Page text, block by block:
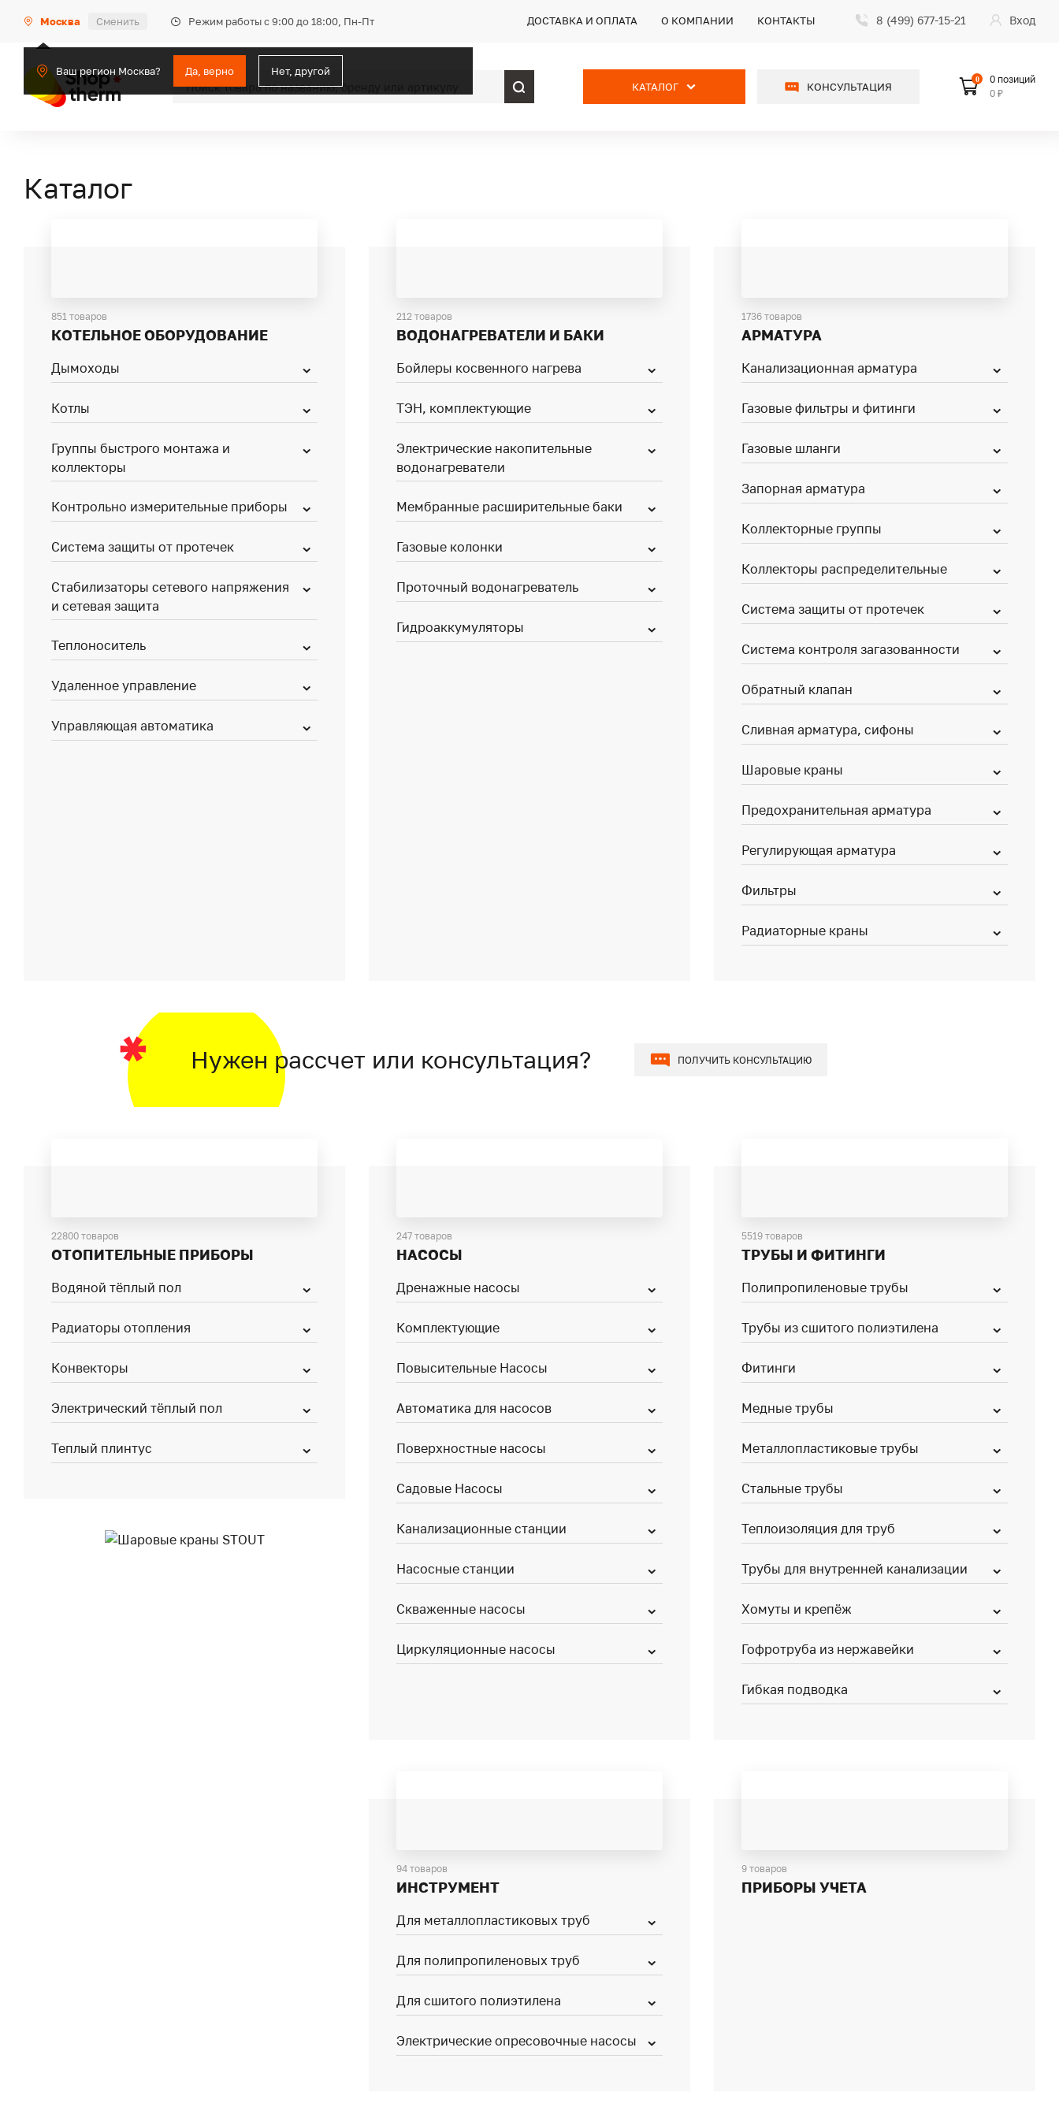
Москва Сменить Режим работы с 9:00 до 18:00, Пн-Пт
Ваш регион Москва? Да, верно Нет, другой
ДОСТАВКА И ОПЛАТА О КОМПАНИИ КОНТАКТЫ 8 (499) 677-15-21 Вход
КАТАЛОГ КОНСУЛЬТАЦИЯ
0
0 позиций
0 ₽
Каталог
851 товаров
КОТЕЛЬНОЕ ОБОРУДОВАНИЕ
Дымоходы
Котлы
Группы быстрого монтажа и
коллекторы
Контрольно измерительные приборы
Система защиты от протечек
Стабилизаторы сетевого напряжения
и сетевая защита
Теплоноситель
Удаленное управление
Управляющая автоматика
212 товаров
ВОДОНАГРЕВАТЕЛИ И БАКИ
Бойлеры косвенного нагрева
ТЭН, комплектующие
Электрические накопительные
водонагреватели
Мембранные расширительные баки
Газовые колонки
Проточный водонагреватель
Гидроаккумуляторы
1736 товаров
АРМАТУРА
Канализационная арматура
Газовые фильтры и фитинги
Газовые шланги
Запорная арматура
Коллекторные группы
Коллекторы распределительные
Система защиты от протечек
Система контроля загазованности
Обратный клапан
Сливная арматура, сифоны
Шаровые краны
Предохранительная арматура
Регулирующая арматура
Фильтры
Радиаторные краны
Нужен рассчет или консультация? ПОЛУЧИТЬ КОНСУЛЬТАЦИЮ
22800 товаров
ОТОПИТЕЛЬНЫЕ ПРИБОРЫ
Водяной тёплый пол
Радиаторы отопления
Конвекторы
Электрический тёплый пол
Теплый плинтус
247 товаров
НАСОСЫ
Дренажные насосы
Комплектующие
Повысительные Насосы
Автоматика для насосов
Поверхностные насосы
Садовые Насосы
Канализационные станции
Насосные станции
Скваженные насосы
Циркуляционные насосы
5519 товаров
ТРУБЫ И ФИТИНГИ
Полипропиленовые трубы
Трубы из сшитого полиэтилена
Фитинги
Медные трубы
Металлопластиковые трубы
Стальные трубы
Теплоизоляция для труб
Трубы для внутренней канализации
Хомуты и крепёж
Гофротруба из нержавейки
Гибкая подводка
94 товаров
ИНСТРУМЕНТ
Для металлопластиковых труб
Для полипропиленовых труб
Для сшитого полиэтилена
Электрические опресовочные насосы
9 товаров
ПРИБОРЫ УЧЕТА